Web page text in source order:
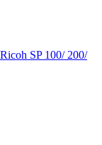
SP 100/ 200/